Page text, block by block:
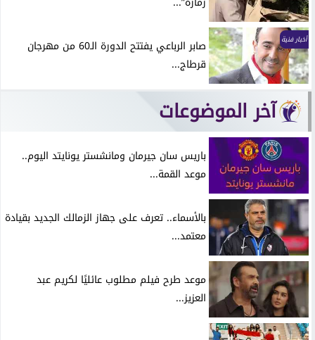
أخبار فنية
صابر الرباعي يفتتح الدورة الـ60 من مهرجان
قرطاج...
آخر الموضوعات
باريس سان جيرمان ومانشستر يونايتد اليوم..
موعد القمة...
بالأسماء.. تعرف على جهاز الزمالك الجديد بقيادة
معتمد...
موعد طرح فيلم مطلوب عائليًا لكريم عبد
العزيز...